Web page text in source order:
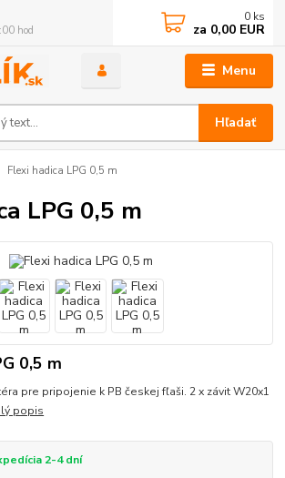
Menu
Hľadať
hod
0 ks
za 0,00 EUR
Flexi hadica LPG 0,5 m
LPG 0,5 m
0,5 m
pre pripojenie k PB českej fľaši. 2 x závit W20x1
popis
2-4 dní